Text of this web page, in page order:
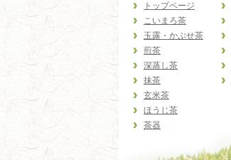
トップページ
こいまろ茶
玉露・かぶせ茶
煎茶
深蒸し茶
抹茶
玄米茶
ほうじ茶
茶器